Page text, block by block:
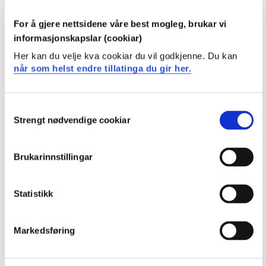
For å gjere nettsidene våre best mogleg, brukar vi
informasjonskapslar (cookiar)
Her kan du velje kva cookiar du vil godkjenne. Du kan
når som helst endre tillatinga du gir her.
Selection
Strengt nødvendige cookiar
Brukarinnstillingar
Statistikk
Markedsføring
har inngående kjennskap til etiske og metodiske
utfordringer av spesielt stor relevans for Psykisk
helse- og rusarbeid
kvalitative og kvantitative forskningsprosjekt
kan identifisere og kritisk evaluere etiske aspekter
kan kritisk vurdere kildebruk i vitenskapelige
Generell kompetanse: